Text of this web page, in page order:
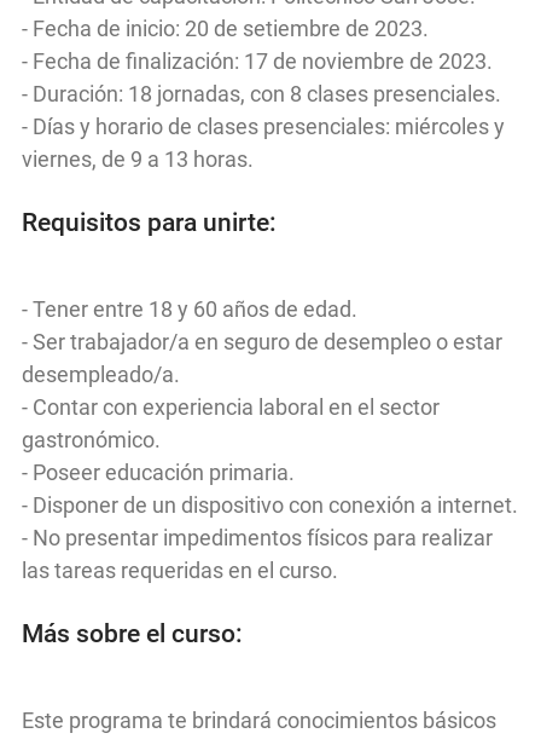
- Fecha de inicio: 20 de setiembre de 2023.
- Fecha de finalización: 17 de noviembre de 2023.
- Duración: 18 jornadas, con 8 clases presenciales.
- Días y horario de clases presenciales: miércoles y
viernes, de 9 a 13 horas.
Requisitos para unirte:
- Tener entre 18 y 60 años de edad.
- Ser trabajador/a en seguro de desempleo o estar
desempleado/a.
- Contar con experiencia laboral en el sector
gastronómico.
- Poseer educación primaria.
- Disponer de un dispositivo con conexión a internet.
- No presentar impedimentos físicos para realizar
las tareas requeridas en el curso.
Más sobre el curso:
Este programa te brindará conocimientos básicos